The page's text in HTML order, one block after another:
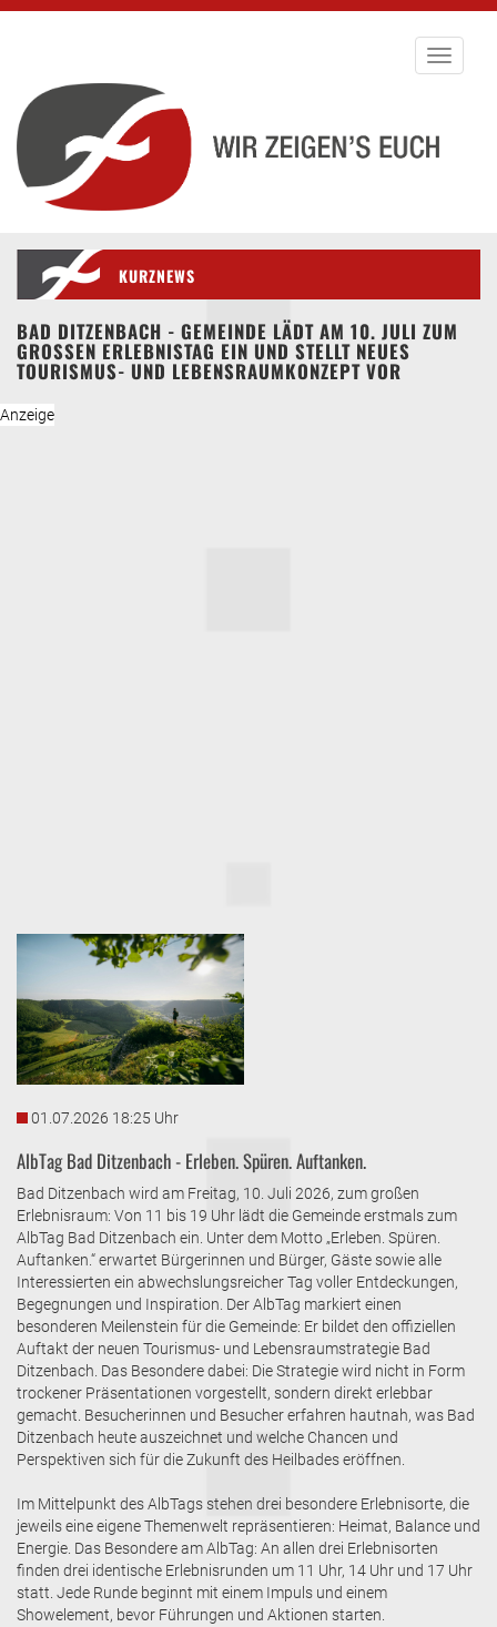
Toggle
KURZNEWS
BAD DITZENBACH - GEMEINDE LÄDT AM 10. JULI ZUM
GROSSEN ERLEBNISTAG EIN UND STELLT NEUES T
OURISMUS- UND LEBENSRAUMKONZEPT VOR
01.07.2026 18:25 Uhr
AlbTag Bad Ditzenbach - Erleben. Spüren. Auftanken.
Bad Ditzenbach wird am Freitag, 10. Juli 2026, zum großen
Erlebnisraum: Von 11 bis 19 Uhr lädt die Gemeinde erstmals zum
AlbTag Bad Ditzenbach ein. Unter dem Motto „Erleben. Spüren.
Auftanken.“ erwartet Bürgerinnen und Bürger, Gäste sowie alle
Interessierten ein abwechslungsreicher Tag voller Entdeckungen,
Begegnungen und Inspiration. Der AlbTag markiert einen
besonderen Meilenstein für die Gemeinde: Er bildet den offiziellen
Auftakt der neuen Tourismus- und Lebensraumstrategie Bad
Ditzenbach. Das Besondere dabei: Die Strategie wird nicht in Form
trockener Präsentationen vorgestellt, sondern direkt erlebbar
gemacht. Besucherinnen und Besucher erfahren hautnah, was Bad
Ditzenbach heute auszeichnet und welche Chancen und
Perspektiven sich für die Zukunft des Heilbades eröffnen.
Im Mittelpunkt des AlbTags stehen drei besondere Erlebnisorte, die
jeweils eine eigene Themenwelt repräsentieren: Heimat, Balance und
Energie. Das Besondere am AlbTag: An allen drei Erlebnisorten
finden drei identische Erlebnisrunden um 11 Uhr, 14 Uhr und 17 Uhr
statt. Jede Runde beginnt mit einem Impuls und einem
Showelement, bevor Führungen und Aktionen starten.